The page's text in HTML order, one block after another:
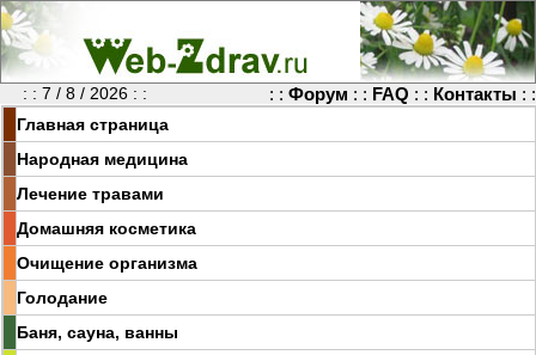
: : 7 / 8 / 2026 : : : : Форум : : FAQ : : Контакты : :
Главная страница
Народная медицина
Лечение травами
Домашняя косметика
Очищение организма
Голодание
Баня, сауна, ванны